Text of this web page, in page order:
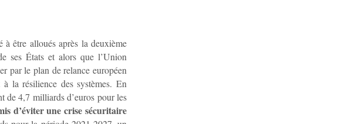
à être alloués après la deuxième
ses États et alors que l’Union
par le plan de relance européen
la résilience des systèmes. En
de 4,7 milliards d’euros pour les
d’éviter une crise sécuritaire